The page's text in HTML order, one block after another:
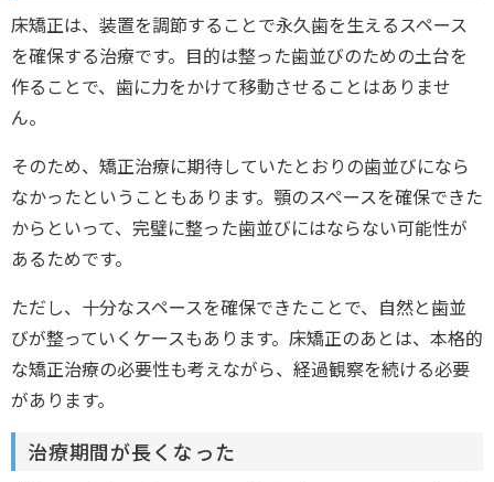
床矯正は、装置を調節することで永久歯を生えるスペース
を確保する治療です。目的は整った歯並びのための土台を
作ることで、歯に力をかけて移動させることはありませ
ん。
そのため、矯正治療に期待していたとおりの歯並びになら
なかったということもあります。顎のスペースを確保できた
からといって、完璧に整った歯並びにはならない可能性が
あるためです。
ただし、十分なスペースを確保できたことで、自然と歯並
びが整っていくケースもあります。床矯正のあとは、本格的
な矯正治療の必要性も考えながら、経過観察を続ける必要
があります。
治療期間が長くなった